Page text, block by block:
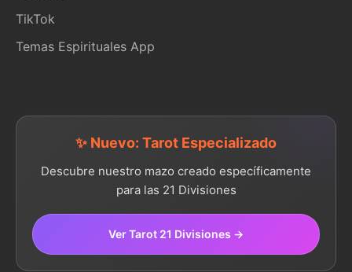
TikTok
Temas Espirituales App
✨ Nuevo: Tarot Especializado
Descubre nuestro mazo creado específicamente
para las 21 Divisiones
Ver Tarot 21 Divisiones →